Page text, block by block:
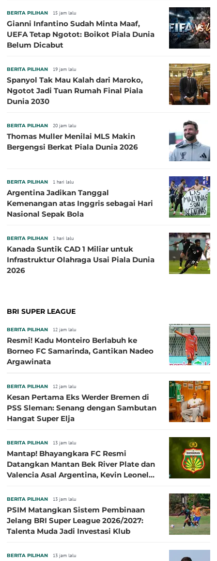
BERITA PILIHAN 15 jam lalu
Gianni Infantino Sudah Minta Maaf,
UEFA Tetap Ngotot: Boikot Piala Dunia
Belum Dicabut
BERITA PILIHAN 19 jam lalu
Spanyol Tak Mau Kalah dari Maroko,
Ngotot Jadi Tuan Rumah Final Piala
Dunia 2030
BERITA PILIHAN 20 jam lalu
Thomas Muller Menilai MLS Makin
Bergengsi Berkat Piala Dunia 2026
BERITA PILIHAN 1 hari lalu
Argentina Jadikan Tanggal
Kemenangan atas Inggris sebagai Hari
Nasional Sepak Bola
BERITA PILIHAN 1 hari lalu
Kanada Suntik CAD 1 Miliar untuk
Infrastruktur Olahraga Usai Piala Dunia
2026
BRI SUPER LEAGUE
BERITA PILIHAN 12 jam lalu
Resmi! Kadu Monteiro Berlabuh ke
Borneo FC Samarinda, Gantikan Nadeo
Argawinata
BERITA PILIHAN 12 jam lalu
Kesan Pertama Eks Werder Bremen di
PSS Sleman: Senang dengan Sambutan
Hangat Super Elja
BERITA PILIHAN 13 jam lalu
Mantap! Bhayangkara FC Resmi
Datangkan Mantan Bek River Plate dan
Valencia Asal Argentina, Kevin Leonel
BERITA PILIHAN 13 jam lalu
PSIM Matangkan Sistem Pembinaan
Jelang BRI Super League 2026/2027:
Talenta Muda Jadi Investasi Klub
BERITA PILIHAN 13 jam lalu